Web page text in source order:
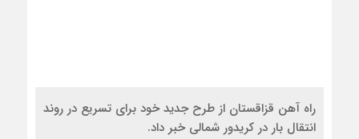
راه آهن قزاقستان از طرح جدید خود برای تسریع در روند
انتقال بار در کریدور شمالی خبر داد.